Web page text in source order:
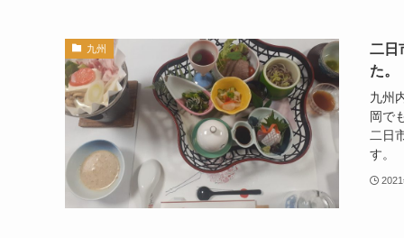
九州
二日
た。
九州
岡で
二日
す。